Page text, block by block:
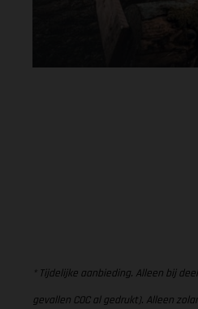
* Tijdelijke aanbieding. Alleen bij
gevallen COC al gedrukt). Alleen